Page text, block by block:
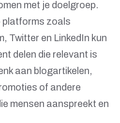
met je doelgroep.
platforms zoals
Twitter en LinkedIn kun
delen die relevant is
aan blogartikelen,
of andere
mensen aanspreekt en